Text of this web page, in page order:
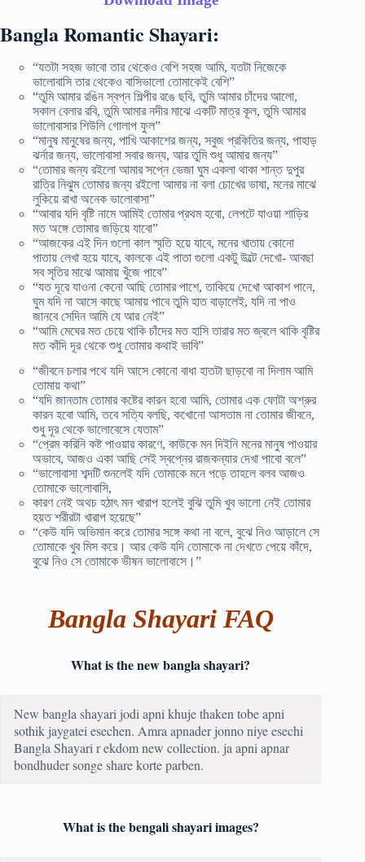
Bangla Romantic Shayari:
“যতটা সহজ ভাবো তার থেকেও বেশি সহজ আমি, যতটা নিজেকে
ভালোবাসি তার থেকেও বাসিভালো তোমাকেই বেশি”
“তুমি আমার রঙিন স্বপ্ন শিল্পীর রঙে ছবি, তুমি আমার চাঁদের আলো,
সকাল বেলার রবি, তুমি আমার নদীর মাঝে একটি মাত্র কূল, তুমি আমার
ভালোবাসার শিউলি গোলাপ ফুল”
“মানুষ মানুষের জন্য, পাখি আকাশের জন্য, সবুজ প্রকিতির জন্য, পাহাড়
ঝর্নার জন্য, ভালোবাসা সবার জন্য, আর তুমি শুধু আমার জন্য”
“তোমার জন্য রইলো আমার সপ্নে ভেজা ঘুম একলা থাকা শান্ত দুপুর
রাত্রি নিঝুম তোমার জন্য রইলো আমার না বলা চোখের ভাষা, মনের মাঝে
লুকিয়ে রাখা অনেক ভালোবাসা”
“আবার যদি বৃষ্টি নামে আমিই তোমার প্রথম হবো, লেপটে যাওয়া শাড়ির
মত অঙ্গে তোমার জড়িয়ে যাবো”
“আজকের এই দিন গুলো কাল স্মৃতি হয়ে যাবে, মনের খাতায় কোনো
পাতায় লেখা হয়ে যাবে, কালকে এই পাতা গুলো একটু উল্টে দেখো- আবছা
সব সৃতির মাঝে আমায় খুঁজে পাবে”
“যত দূরে যাওনা কেনো আছি তোমার পাশে, তাকিয়ে দেখো আকাশ পানে,
ঘুম যদি না আসে কাছে আমায় পাবে তুমি হাত বাড়ালেই, যদি না পাও
জানবে সেদিন আমি যে আর নেই”
“আমি মেঘের মত চেয়ে থাকি চাঁদের মত হাসি তারার মত জ্বলে থাকি বৃষ্টির
মত কাঁদি দূর থেকে শুধু তোমার কথাই ভাবি”
“জীবনে চলার পথে যদি আসে কোনো বাধা হাতটা ছাড়বো না দিলাম আমি
তোমায় কথা”
“যদি জানতাম তোমার কষ্টের কারন হবো আমি, তোমার এক ফোটা অশ্রুর
কারন হবো আমি, তবে সত্যি বলছি, কখোনো আসতাম না তোমার জীবনে,
শুধু দূর থেকে ভালোবেসে যেতাম”
“প্রেম করিনি কষ্ট পাওয়ার কারণে, কাউকে মন দিইনি মনের মানুষ পাওয়ার
অভাবে, আজ‌ও একা আছি সেই স্বপ্নের রাজকন্যার দেখা পাবো বলে”
“ভালোবাসা শব্দটি শুনলেই যদি তোমাকে মনে পড়ে তাহলে বলব আজ‌ও
তোমাকে ভালোবাসি,
কারণ নেই অথচ হঠাৎ মন খারাপ হলেই বুঝি তুমি খুব ভালো নেই তোমার
হয়ত শরীরটা খারাপ হয়েছে”
“কেউ যদি অভিমান করে তোমার সঙ্গে কথা না বলে, বুঝে নিও আড়ালে সে
তোমাকে খুব মিস করে। আর কেউ যদি তোমাকে না দেখতে পেয়ে কাঁদে,
বুঝে নিও সে তোমাকে ভীষন ভালোবাসে।”
Bangla Shayari FAQ
What is the new bangla shayari?
New bangla shayari jodi apni khuje thaken tobe apni
sothik jaygatei esechen. Amra apnader jonno niye esechi
Bangla Shayari r ekdom new collection. ja apni apnar
bondhuder songe share korte parben.
What is the bengali shayari images?